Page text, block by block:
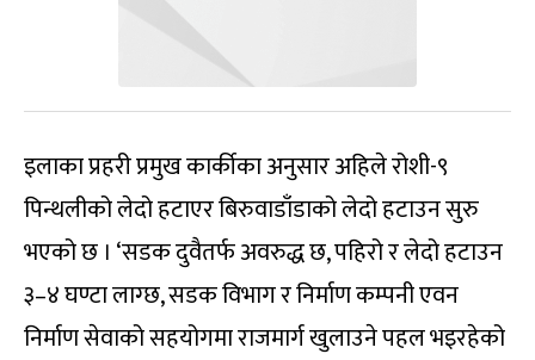
इलाका प्रहरी प्रमुख कार्कीका अनुसार अहिले रोशी-९
पिन्थलीको लेदो हटाएर बिरुवाडाँडाको लेदो हटाउन सुरु
भएको छ । ‘सडक दुवैतर्फ अवरुद्ध छ, पहिरो र लेदो हटाउन
३–४ घण्टा लाग्छ, सडक विभाग र निर्माण कम्पनी एवन
निर्माण सेवाको सहयोगमा राजमार्ग खुलाउने पहल भइरहेको